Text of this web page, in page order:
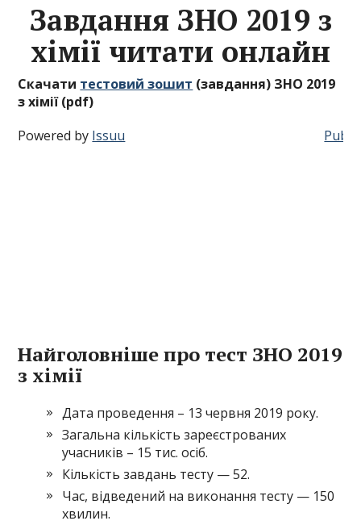
Завдання ЗНО 2019 з
хімії читати онлайн
Скачати тестовий зошит (завдання) ЗНО 2019
з хімії (pdf)
Powered by Issuu
Найголовніше про тест ЗНО 2019
з хімії
Дата проведення – 13 червня 2019 року.
Загальна кількість зареєстрованих
учасників – 15 тис. осіб.
Кількість завдань тесту — 52.
Час, відведений на виконання тесту — 150
хвилин.